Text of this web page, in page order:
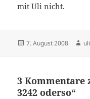
mit Uli nicht.
Veröffentlicht
7. August 2008 uli
3 Kommentare
3242 oderso“